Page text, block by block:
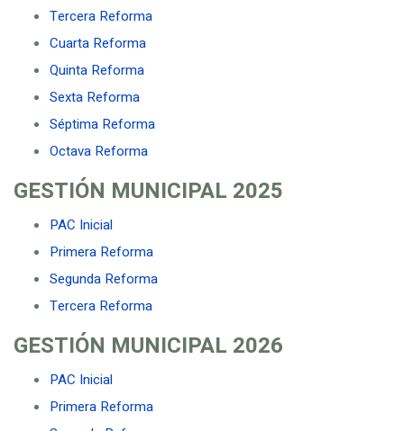
Tercera Reforma
Cuarta Reforma
Quinta Reforma
Sexta Reforma
Séptima Reforma
Octava Reforma
GESTIÓN MUNICIPAL 2025
PAC Inicial
Primera Reforma
Segunda Reforma
Tercera Reforma
GESTIÓN MUNICIPAL 2026
PAC Inicial
Primera Reforma